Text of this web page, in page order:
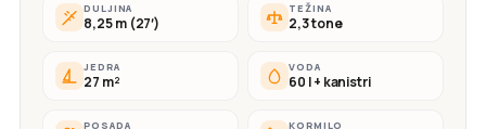
DULJINA
8,25 m (27′)
TEŽINA
2,3 tone
JEDRA
27 m²
VODA
60 l + kanistri
POSADA KORMILO